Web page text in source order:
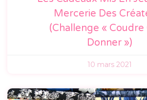
Mercerie Des
(Challenge « Coudre
Donner »)
10 mars 2021